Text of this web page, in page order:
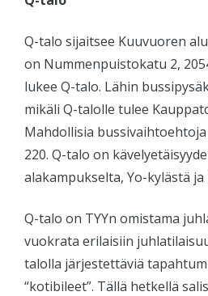
Q-talo sijaitsee Kuuvuoren
on Nummenpuistokatu 2,
lukee Q-talo. Lähin
mikäli Q-talolle tulee
Mahdollisia
220. Q-talo on
alakampukselta, Yo-kylästä ja
Q-talo on TYYn omistama
vuokrata erilaisiin
talolla järjestettäviä
“kotibileet”. Tällä hetkellä